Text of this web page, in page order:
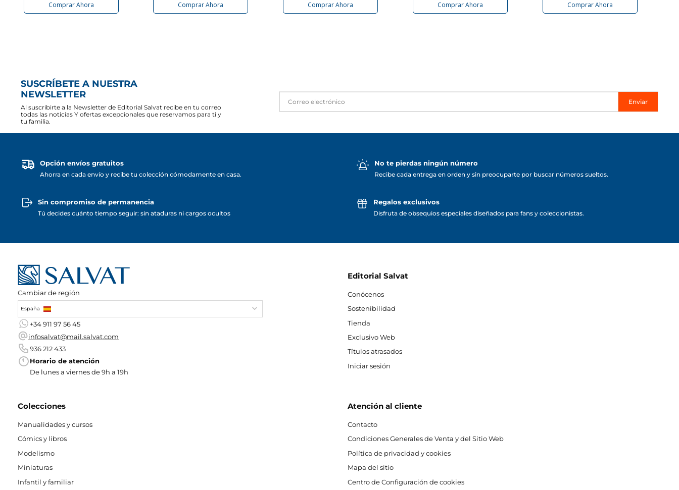
Comprar Ahora Comprar Ahora Comprar Ahora Comprar Ahora Comprar Ahora
SUSCRÍBETE A NUESTRA
NEWSLETTER
Al suscribirte a la Newsletter de Editorial Salvat recibe en tu correo
todas las noticias Y ofertas excepcionales que reservamos para ti y
tu familia.
Enviar
Opción envíos gratuitos
Ahorra en cada envío y recibe tu colección cómodamente en casa.
No te pierdas ningún número
Recibe cada entrega en orden y sin preocuparte por buscar números sueltos.
Sin compromiso de permanencia
Tú decides cuánto tiempo seguir: sin ataduras ni cargos ocultos
Regalos exclusivos
Disfruta de obsequios especiales diseñados para fans y coleccionistas.
Cambiar de región
España
+34 911 97 56 45
infosalvat@mail.salvat.com
936 212 433
Horario de atención
De lunes a viernes de 9h a 19h
Editorial Salvat
Conócenos
Sostenibilidad
Tienda
Exclusivo Web
Títulos atrasados
Iniciar sesión
Colecciones
Manualidades y cursos
Cómics y libros
Modelismo
Miniaturas
Infantil y familiar
Atención al cliente
Contacto
Condiciones Generales de Venta y del Sitio Web
Política de privacidad y cookies
Mapa del sitio
Centro de Configuración de cookies